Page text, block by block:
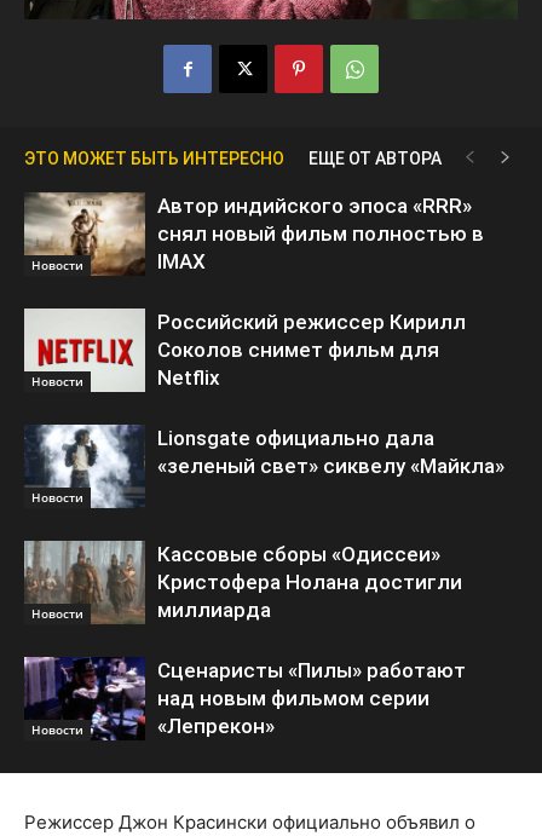
ЭТО МОЖЕТ БЫТЬ ИНТЕРЕСНО ЕЩЕ ОТ АВТОРА
Новости
Автор индийского эпоса «RRR»
снял новый фильм полностью в
IMAX
Новости
Российский режиссер Кирилл
Соколов снимет фильм для
Netflix
Новости
Lionsgate официально дала
«зеленый свет» сиквелу «Майкла»
Новости
Кассовые сборы «Одиссеи»
Кристофера Нолана достигли
миллиарда
Новости
Сценаристы «Пилы» работают
над новым фильмом серии
«Лепрекон»
Режиссер Джон Красински официально объявил о